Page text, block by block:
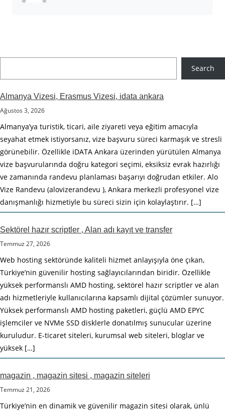
Search
Almanya Vizesi, Erasmus Vizesi, idata ankara
Ağustos 3, 2026
Almanya’ya turistik, ticari, aile ziyareti veya eğitim amacıyla
seyahat etmek istiyorsanız, vize başvuru süreci karmaşık ve stresli
görünebilir. Özellikle iDATA Ankara üzerinden yürütülen Almanya
vize başvurularında doğru kategori seçimi, eksiksiz evrak hazırlığı
ve zamanında randevu planlaması başarıyı doğrudan etkiler. Alo
Vize Randevu (alovizerandevu ), Ankara merkezli profesyonel vize
danışmanlığı hizmetiyle bu süreci sizin için kolaylaştırır. […]
Sektörel hazır scriptler , Alan adı kayıt ve transfer
Temmuz 27, 2026
Web hosting sektöründe kaliteli hizmet anlayışıyla öne çıkan,
Türkiye’nin güvenilir hosting sağlayıcılarından biridir. Özellikle
yüksek performanslı AMD hosting, sektörel hazır scriptler ve alan
adı hizmetleriyle kullanıcılarına kapsamlı dijital çözümler sunuyor.
Yüksek performanslı AMD hosting paketleri, güçlü AMD EPYC
işlemciler ve NVMe SSD disklerle donatılmış sunucular üzerine
kuruludur. E-ticaret siteleri, kurumsal web siteleri, bloglar ve
yüksek […]
magazin , magazin sitesi , magazin siteleri
Temmuz 21, 2026
Türkiye’nin en dinamik ve güvenilir magazin sitesi olarak, ünlü